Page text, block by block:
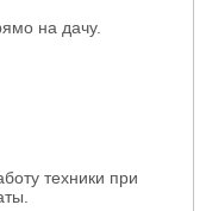
на дачу.
техники при